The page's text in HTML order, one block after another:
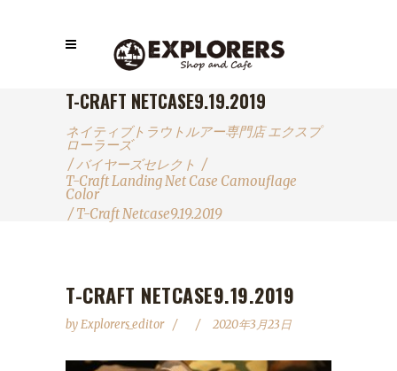
T-CRAFT NETCASE9.19.2019
ネイティブトラウトルアー専門店 エクスプ
ローラーズ
/バイヤーズセレクト /
T-Craft Landing Net Case Camouflage
Color
/T-Craft Netcase9.19.2019
T-CRAFT NETCASE9.19.2019
byExplorers_editor 2020年3月23日